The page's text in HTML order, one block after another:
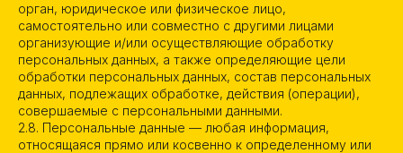
орган, юридическое или физическое лицо,
самостоятельно или совместно с другими лицами
организующие и/или осуществляющие обработку
персональных данных, а также определяющие цели
обработки персональных данных, состав персональных
данных, подлежащих обработке, действия (операции),
совершаемые с персональными данными.
2.8. Персональные данные — любая информация,
относящаяся прямо или косвенно к определенному или